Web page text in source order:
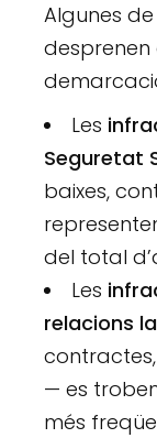
Algunes
desprenen
Les
Seguretat
baixes,
del total
Les
relacions
— es
més